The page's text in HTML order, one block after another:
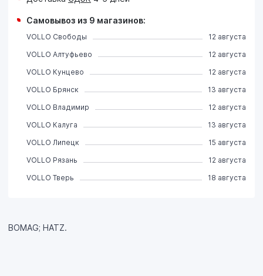
BOMAG; HATZ.
Самовывоз из 9 магазинов:
VOLLO Свободы
12 августа
VOLLO Алтуфьево
12 августа
VOLLO Кунцево
12 августа
VOLLO Брянск
13 августа
VOLLO Владимир
12 августа
VOLLO Калуга
13 августа
VOLLO Липецк
15 августа
VOLLO Рязань
12 августа
VOLLO Тверь
18 августа